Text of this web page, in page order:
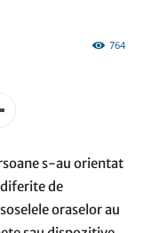
764
s-au orientat
de
oraselor au